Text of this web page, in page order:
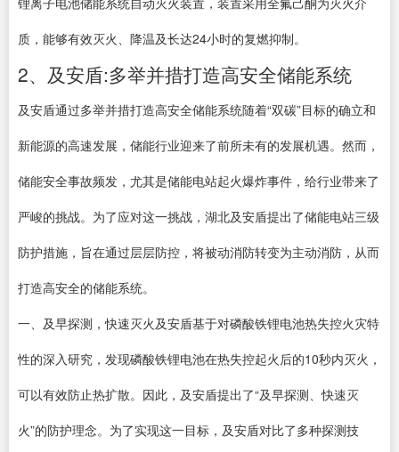
质，能够有效灭火、降温及长达24小时的复燃抑制。
2、及安盾:多举并措打造高安全储能系统
及安盾通过多举并措打造高安全储能系统随着“双碳”目标的确立和
新能源的高速发展，储能行业迎来了前所未有的发展机遇。然而，
储能安全事故频发，尤其是储能电站起火爆炸事件，给行业带来了
严峻的挑战。为了应对这一挑战，湖北及安盾提出了储能电站三级
防护措施，旨在通过层层防控，将被动消防转变为主动消防，从而
打造高安全的储能系统。
一、及早探测，快速灭火及安盾基于对磷酸铁锂电池热失控火灾特
性的深入研究，发现磷酸铁锂电池在热失控起火后的10秒内灭火，
可以有效防止热扩散。因此，及安盾提出了“及早探测、快速灭
火”的防护理念。为了实现这一目标，及安盾对比了多种探测技